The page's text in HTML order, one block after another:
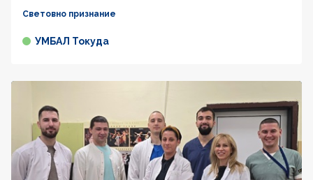
Световно признание
УМБАЛ Токуда